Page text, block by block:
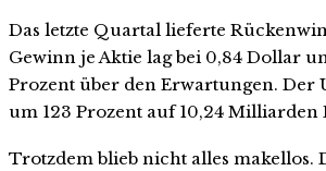
Das letzte Quartal lieferte
Gewinn je Aktie lag bei 0,84 Dollar
Prozent über den Erwartungen. Der
um 123 Prozent auf 10,24 Milliarden
Trotzdem blieb nicht alles makellos.